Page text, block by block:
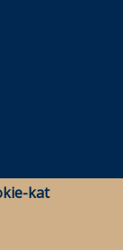
kat